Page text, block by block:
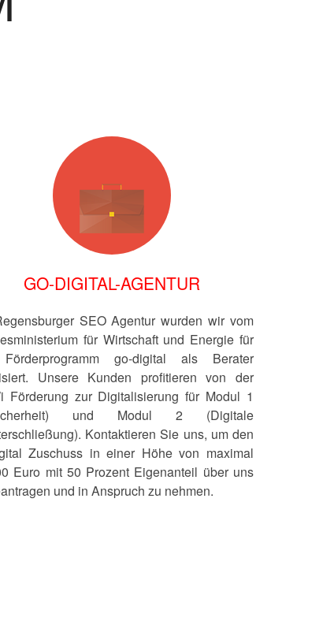
GO-DIGITAL-AGENTUR
SEO Agentur wurden wir vom
für Wirtschaft und Energie für
go-digital als Berater
Unsere Kunden profitieren von der
Förderung zur Digitalisierung für Modul 1
und Modul 2 (Digitale
Kontaktieren Sie uns, um den
Zuschuss in einer Höhe von maximal
Euro mit 50 Prozent Eigenanteil über uns
und in Anspruch zu nehmen.